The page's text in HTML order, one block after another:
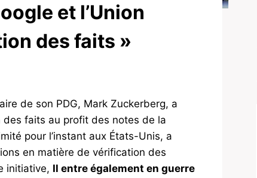
et l’Union
des faits »
de son PDG, Mark Zuckerberg, a
des faits au profit des notes de la
pour l’instant aux États-Unis, a
en matière de vérification des
initiative, Il entre également en guerre